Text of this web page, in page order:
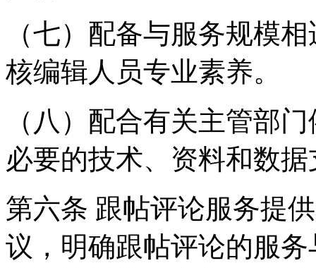
（七）配备与服务规模
核编辑人员专业素养。
（八）配合有关主管部
必要的技术、资料和数
第六条 跟帖评论服务提
议，明确跟帖评论的服